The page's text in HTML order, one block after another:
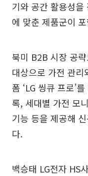
기와 공간 활용성을
에 맞춘 제품군이
북미 B2B 시장 공
대상으로 가전 관리
폼 ‘LG 씽큐 프로’
록, 세대별 가전 모
기능 등을 제공해
다.
백승태 LG전자 HS